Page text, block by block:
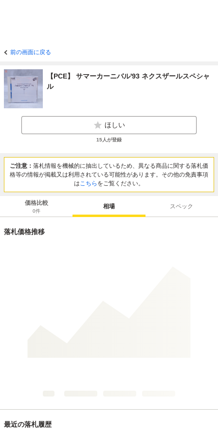
前の画面に戻る
【PCE】 サマーカーニバル'93 ネクスザールスペシャ
ル
ほしい
15人が登録
ご注意： 落札情報を機械的に抽出しているため、異なる商品に関する落札価
格等の情報が掲載又は利用されている可能性があります。その他の免責事項
はこちら をご覧ください。
価格比較
0件
相場 スペック
落札価格推移
最近の落札履歴